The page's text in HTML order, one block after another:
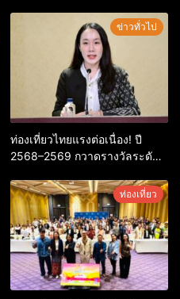
ระดับเศรษฐกิจดิจิทัลอีสานข่าวทั่วไป
ท่องเที่ยวไทยแรงต่อเนื่อง! ปี
2568–2569 กวาดรางวัลระดับ
จุดหมายปลายทางนักท่องเที่ยว
จากทั่วโลก
ท่องเที่ยว